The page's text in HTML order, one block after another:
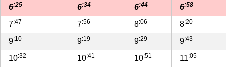
6:25 6:34 6:44 6:58
7:47 7:56 8:06 8:20
9:10 9:19 9:29 9:43
10:32 10:41 10:51 11:05